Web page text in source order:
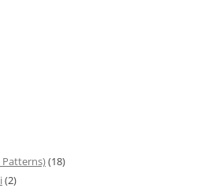
Patterns)(18)
(2)